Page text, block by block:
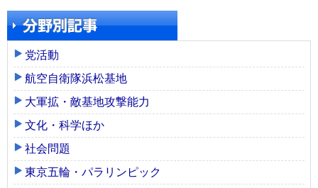
党活動
航空自衛隊浜松基地
大軍拡・敵基地攻撃能力
文化・科学ほか
社会問題
東京五輪・パラリンピック